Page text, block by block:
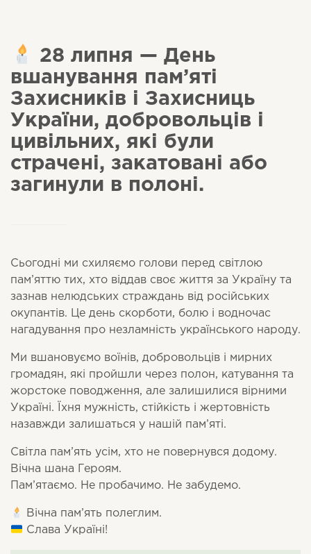
28 липня — День
вшанування пам’яті
Захисників і Захисниць
України, добровольців і
цивільних, які були
страчені, закатовані або
загинули в полоні.
Сьогодні ми схиляємо голови перед світлою
пам’яттю тих, хто віддав своє життя за Україну та
зазнав нелюдських страждань від російських
окупантів. Це день скорботи, болю і водночас
нагадування про незламність українського народу.
Ми вшановуємо воїнів, добровольців і мирних
громадян, які пройшли через полон, катування та
жорстоке поводження, але залишилися вірними
Україні. Їхня мужність, стійкість і жертовність
назавжди залишаться у нашій пам’яті.
Світла пам’ять усім, хто не повернувся додому.
Вічна шана Героям.
Пам’ятаємо. Не пробачимо. Не забудемо.
Вічна пам’ять полеглим.
Слава Україні!